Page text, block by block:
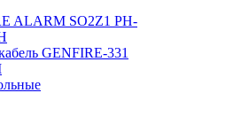
ALARM SO2Z1 PH-
GENFIRE-331